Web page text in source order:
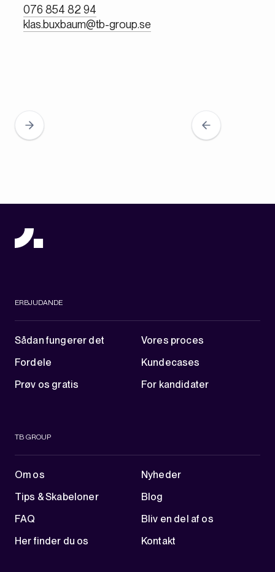
076 854 82 94
klas.buxbaum@tb-group.se
ERBJUDANDE
Sådan fungerer det
Vores proces
Fordele
Kundecases
Prøv os gratis
For kandidater
TB GROUP
Om os
Nyheder
Tips & Skabeloner
Blog
FAQ
Bliv en del af os
Her finder du os
Kontakt